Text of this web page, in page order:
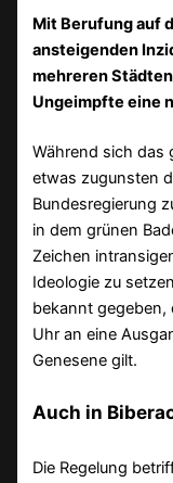
Mit Berufung auf
ansteigenden
mehreren
Ungeimpfte eine
Während sich das
etwas zugunsten
Bundesregierung
in dem grünen
Zeichen
Ideologie zu
bekannt gegeben,
Uhr an eine
Genesene gilt.
Auch in
Die Regelung